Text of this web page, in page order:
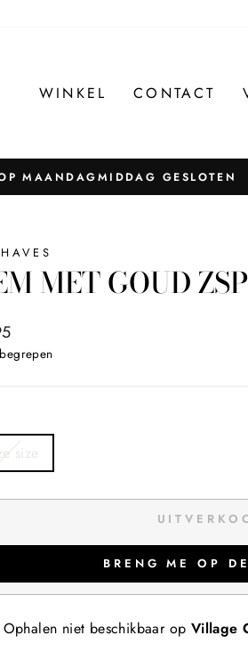
WINKEL CONTACT
MAANDAGMIDDAG GESLOTEN
MET GOUD
size
BRENG ME OP
Ophalen niet beschikbaar op Village